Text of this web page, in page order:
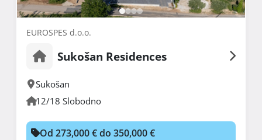
EUROSPES d.o.o.
Sukošan Residences
Sukošan
12/18 Slobodno
Od 273,000 € do 350,000 €